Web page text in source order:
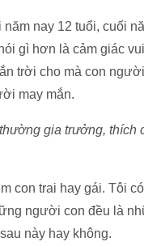
nay 12 tuổi, cuối
gì hơn là cảm giác
trời cho mà con
may mắn.
gia trưởng, thích
con trai hay gái. Tôi
người con đều là
này hay không.